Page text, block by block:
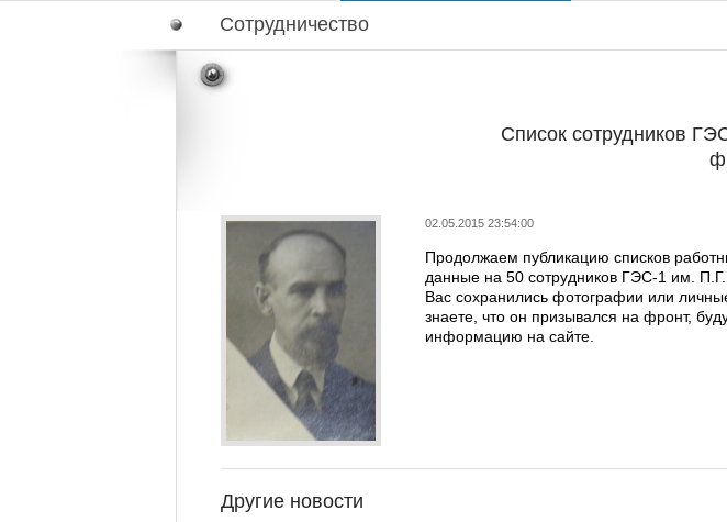
Сотрудничество
Список сотрудников
02.05.2015 23:54:00
Продолжаем публикацию списков
данные на 50 сотрудников ГЭС-1 им.
Вас сохранились фотографии или
знаете, что он призывался на фронт,
информацию на сайте.
Другие новости